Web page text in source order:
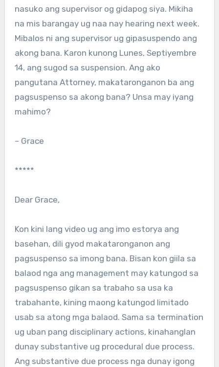
nasuko ang supervisor og gidapog siya. Mikiha
na mis barangay ug naa nay hearing next week.
Mibalos ni ang supervisor ug gipasuspendo ang
akong bana. Karon kunong Lunes, Septiyembre
14, ang sugod sa suspension. Ang ako
pangutana Attorney, makataronganon ba ang
pagsuspenso sa akong bana? Unsa may iyang
mahimo?
– Grace
*****
Dear Grace,
Kon kini lang video ug ang imo estorya ang
basehan, dili gyod makataronganon ang
pagsuspenso sa imong bana. Bisan kon giila sa
balaod nga ang management may katungod sa
pagsuspenso gikan sa trabaho sa usa ka
trabahante, kining maong katungod limitado
usab sa atong mga balaod. Sama sa termination
ug uban pang disciplinary actions, kinahanglan
dunay substantive ug procedural due process.
Ang substantive due process nga dunay igong